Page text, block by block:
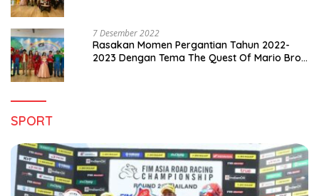
7 Desember 2022
Rasakan Momen Pergantian Tahun 2022-
2023 Dengan Tema The Quest Of Mario Bros
SPORT